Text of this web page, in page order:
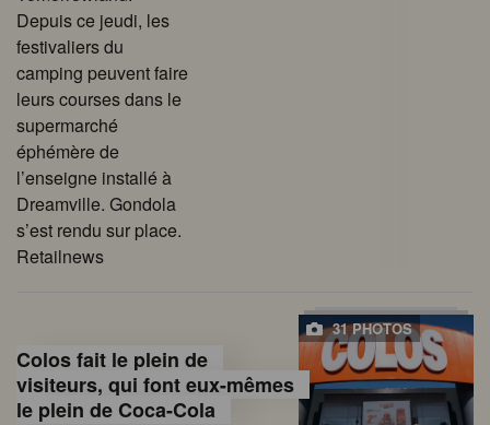
Depuis ce jeudi, les
festivaliers du
camping peuvent faire
leurs courses dans le
supermarché
éphémère de
l’enseigne installé à
Dreamville. Gondola
s’est rendu sur place.
Retailnews
31 PHOTOS
Colos fait le plein de
visiteurs, qui font eux-mêmes
le plein de Coca-Cola